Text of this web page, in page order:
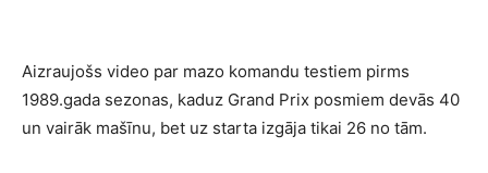
Aizraujošs video par mazo komandu testiem pirms
1989.gada sezonas, kaduz Grand Prix posmiem devās 40
un vairāk mašīnu, bet uz starta izgāja tikai 26 no tām.